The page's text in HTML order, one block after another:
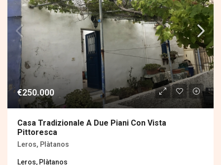
€250.000
Casa Tradizionale A Due Piani Con Vista
Pittoresca
Leros, Plàtanos
Leros, Plàtanos